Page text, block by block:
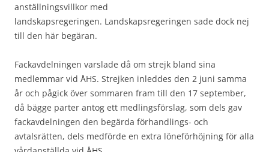
anställningsvillkor med
landskapsregeringen. Landskapsregeringen sade dock nej
till den här begäran.
Fackavdelningen varslade då om strejk bland sina
medlemmar vid ÅHS. Strejken inleddes den 2 juni samma
år och pågick över sommaren fram till den 17 september,
då bägge parter antog ett medlingsförslag, som dels gav
fackavdelningen den begärda förhandlings- och
avtalsrätten, dels medförde en extra löneförhöjning för alla